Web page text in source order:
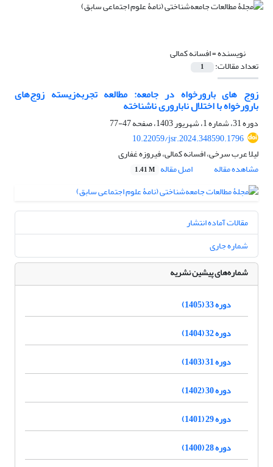
نویسنده =افسانه کمالی
تعداد مقالات: 1
زوج های بارورخواه در جامعه: مطالعه تجربه‌زیسته زوج‌های
بارورخواه با اختلال ناباروری ناشناخته
دوره 31، شماره 1، شهریور 1403، صفحه
47-77
10.22059/jsr.2024.348590.1796
لیلا عرب سرخی، افسانه کمالی، فیروزه غفاری
مشاهده مقاله
اصل مقاله 1.41 M
مقالات آماده انتشار
شماره جاری
شماره‌های پیشین نشریه
دوره 33 (1405)
دوره 32 (1404)
دوره 31 (1403)
دوره 30 (1402)
دوره 29 (1401)
دوره 28 (1400)